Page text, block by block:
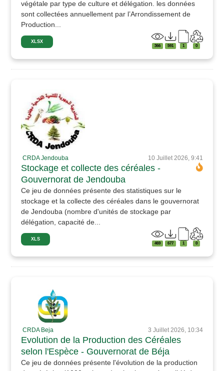
végétale par type de culture et délégation. les données
sont collectées annuellement par l’Arrondissement de
Production...
XLSX
366 591 1 0
CRDA Jendouba 10 Juillet 2026, 9:41
Stockage et collecte des céréales -
Gouvernorat de Jendouba
Ce jeu de données présente des statistiques sur le
stockage et la collecte des céréales dans le gouvernorat
de Jendouba (nombre d'unités de stockage par
délégation, capacité de...
XLS
469 677 1 0
CRDA Beja 3 Juillet 2026, 10:34
Evolution de la Production des Céréales
selon l'Espèce - Gouvernorat de Béja
Ce jeu de données présente l'évolution de la production